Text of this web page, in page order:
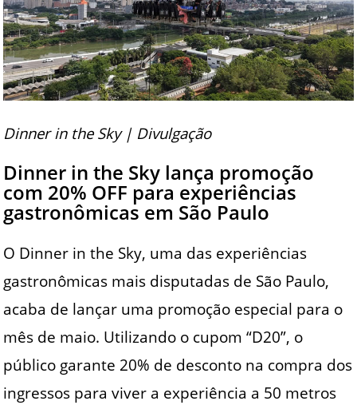
Dinner in the Sky | Divulgação
Dinner in the Sky lança promoção
com 20% OFF para experiências
gastronômicas em São Paulo
O Dinner in the Sky, uma das experiências
gastronômicas mais disputadas de São Paulo,
acaba de lançar uma promoção especial para o
mês de maio. Utilizando o cupom “D20”, o
público garante 20% de desconto na compra dos
ingressos para viver a experiência a 50 metros